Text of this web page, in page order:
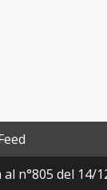
n°805 del 14/